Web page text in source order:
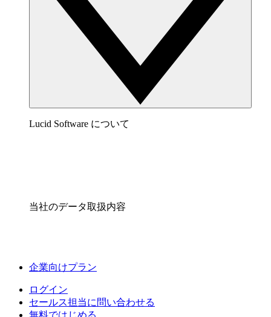
Lucid Software について
当社のデータ取扱内容
企業向けプラン
ログイン
セールス担当に問い合わせる
無料ではじめる